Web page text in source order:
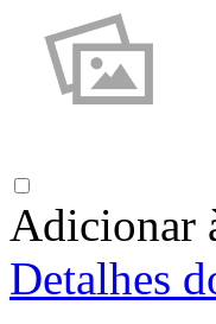
Adicionar
Detalhes